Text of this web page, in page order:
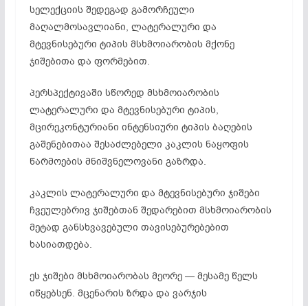
სელექციის შედეგად გამორჩეული
მაღალმოსავლიანი, ლატერალური და
მტევნისებური ტიპის მსხმოიარობის მქონე
ჯიშებითა და ფორმებით.
პერსპექტივაში სწორედ მსხმოიარობის
ლატერალური და მტევნისებური ტიპის,
მცირეკონტურიანი ინტენსიური ტიპის ბაღების
გაშენებითაა შესაძლებელი კაკლის ნაყოფის
წარმოების მნიშვნელოვანი გაზრდა.
კაკლის ლატერალური და მტევნისებური ჯიშები
ჩვეულებრივ ჯიშებთან შედარებით მსხმოიარობის
მეტად განსხვავებული თავისებურებებით
ხასიათდება.
ეს ჯიშები მსხმოიარობას მეორე — მესამე წელს
იწყებსენ. მცენარის ზრდა და ვარჯის